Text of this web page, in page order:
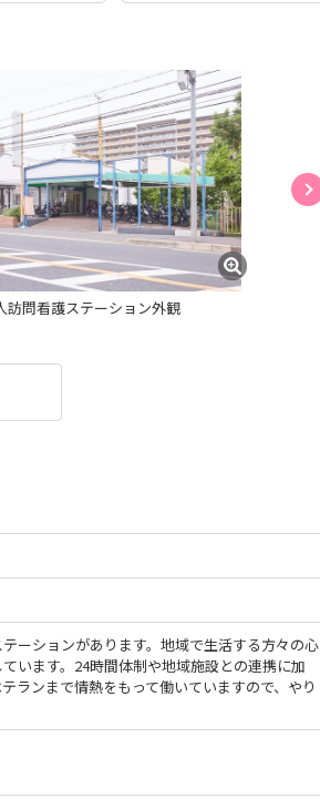
訪問看護ステーション外観
ーションがあります。地域で生活する方々の心
います。24時間体制や地域施設との連携に加
ランまで情熱をもって働いていますので、やり